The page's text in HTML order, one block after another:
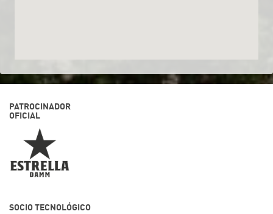
PATROCINADOR
OFICIAL
SOCIO TECNOLÓGICO